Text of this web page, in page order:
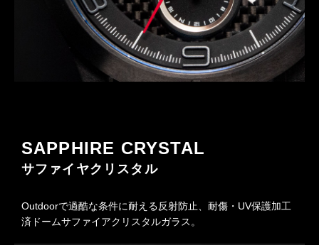
SAPPHIRE CRYSTAL
サファイヤクリスタル
Outdoorで過酷な条件に耐える反射防止、耐傷・UV保護加工
済ドームサファイアクリスタルガラス。